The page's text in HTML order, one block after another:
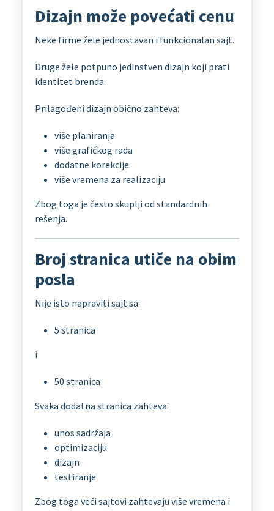
Dizajn može povećati cenu
Neke firme žele jednostavan i funkcionalan sajt.
Druge žele potpuno jedinstven dizajn koji prati
identitet brenda.
Prilagođeni dizajn obično zahteva:
više planiranja
više grafičkog rada
dodatne korekcije
više vremena za realizaciju
Zbog toga je često skuplji od standardnih
rešenja.
Broj stranica utiče na obim
posla
Nije isto napraviti sajt sa:
5 stranica
i
50 stranica
Svaka dodatna stranica zahteva:
unos sadržaja
optimizaciju
dizajn
testiranje
Zbog toga veći sajtovi zahtevaju više vremena i